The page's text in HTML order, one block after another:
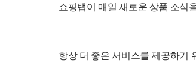
쇼핑탭이 매일 새로운 상품 소식
항상 더 좋은 서비스를 제공하기